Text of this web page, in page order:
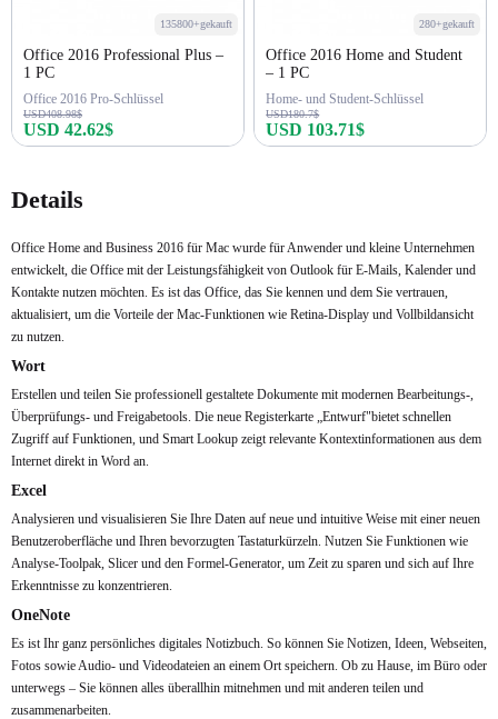
135800+gekauft
Office 2016 Professional Plus –
1 PC
Office 2016 Pro-Schlüssel
USD408.98$
USD 42.62$
280+gekauft
Office 2016 Home and Student
– ​​1 PC
Home- und Student-Schlüssel
USD180.7$
USD 103.71$
Details
Office Home and Business 2016 für Mac wurde für Anwender und kleine Unternehmen
entwickelt, die Office mit der Leistungsfähigkeit von Outlook für E-Mails, Kalender und
Kontakte nutzen möchten. Es ist das Office, das Sie kennen und dem Sie vertrauen,
aktualisiert, um die Vorteile der Mac-Funktionen wie Retina-Display und Vollbildansicht
zu nutzen.
Wort
Erstellen und teilen Sie professionell gestaltete Dokumente mit modernen Bearbeitungs-,
Überprüfungs- und Freigabetools. Die neue Registerkarte „Entwurf"bietet schnellen
Zugriff auf Funktionen, und Smart Lookup zeigt relevante Kontextinformationen aus dem
Internet direkt in Word an.
Excel
Analysieren und visualisieren Sie Ihre Daten auf neue und intuitive Weise mit einer neuen
Benutzeroberfläche und Ihren bevorzugten Tastaturkürzeln. Nutzen Sie Funktionen wie
Analyse-Toolpak, Slicer und den Formel-Generator, um Zeit zu sparen und sich auf Ihre
Erkenntnisse zu konzentrieren.
OneNote
Es ist Ihr ganz persönliches digitales Notizbuch. So können Sie Notizen, Ideen, Webseiten,
Fotos sowie Audio- und Videodateien an einem Ort speichern. Ob zu Hause, im Büro oder
unterwegs – Sie können alles überallhin mitnehmen und mit anderen teilen und
zusammenarbeiten.